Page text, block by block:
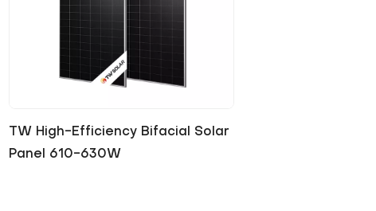
TW High-Efficiency Bifacial Solar
Panel 610-630W